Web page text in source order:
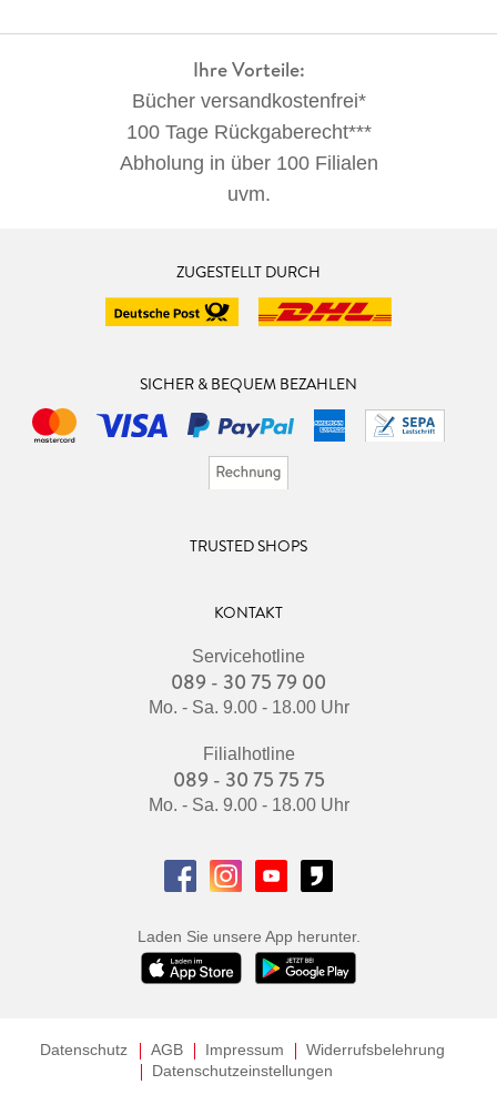
Ihre Vorteile:
Bücher versandkostenfrei*
100 Tage Rückgaberecht***
Abholung in über 100 Filialen
uvm.
ZUGESTELLT DURCH
SICHER & BEQUEM BEZAHLEN
TRUSTED SHOPS
KONTAKT
Servicehotline
089 - 30 75 79 00
Mo. - Sa. 9.00 - 18.00 Uhr
Filialhotline
089 - 30 75 75 75
Mo. - Sa. 9.00 - 18.00 Uhr
Laden Sie unsere App herunter.
Datenschutz AGB Impressum
Widerrufsbelehrung
Datenschutzeinstellungen